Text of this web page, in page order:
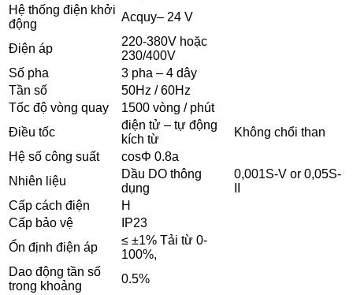
Hệ thống điện khởi
động
Acquy– 24 V
Điện áp
220-380V hoặc
230/400V
Số pha
3 pha – 4 dây
Tần số
50Hz / 60Hz
Tốc độ vòng quay
1500 vòng / phút
Điều tốc
điện tử – tự động
kích từ
Không chổi than
Hệ số công suất
cosΦ 0.8a
Nhiên liệu
Dầu DO thông
dụng
0,001S-V or 0,05S-
Cấp cách điện
H
Cấp bảo vệ
IP23
Ổn định điện áp
≤ ±1% Tải từ 0-
100%,
Dao động tần số
trong khoảng
0.5%